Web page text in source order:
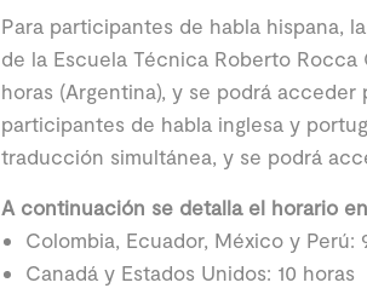
Para participantes de habla hispana,
de la Escuela Técnica Roberto Rocca
horas (Argentina), y se podrá
participantes de habla inglesa y
traducción simultánea, y se podrá
A continuación se detalla el horario
Colombia, Ecuador, México y Perú:
Canadá y Estados Unidos: 10 horas